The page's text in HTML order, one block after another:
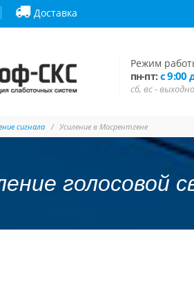
Доставка
Режим
пн-пт: с 9:00
сб, вс -
сигнала Усиление в Мосрентгене
голосовой